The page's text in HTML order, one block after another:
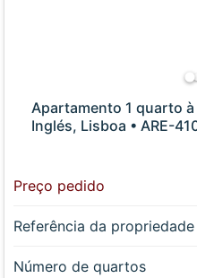
Apartamento 1 quarto
Inglés, Lisboa • ARE-
Preço pedido
Referência da propriedade
Número de quartos